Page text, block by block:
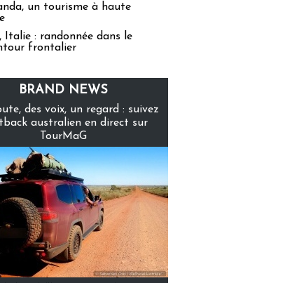
un tourisme à haute
Italie : randonnée dans le
frontalier
BRAND NEWS
des voix, un regard : suivez
australien en direct sur
TourMaG